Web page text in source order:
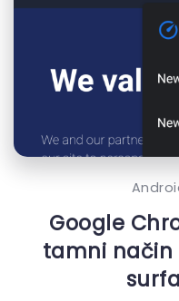
Google
tamni način